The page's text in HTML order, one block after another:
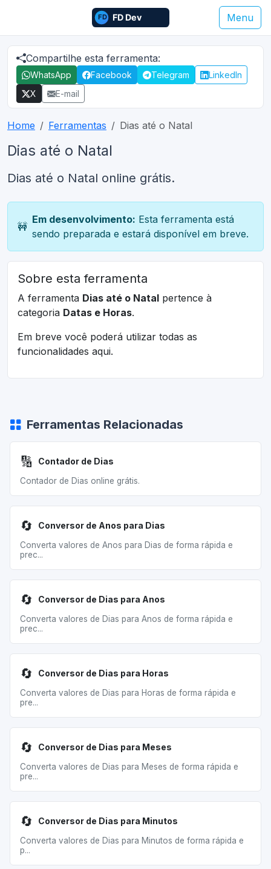
Menu
Compartilhe esta ferramenta:
WhatsApp Facebook Telegram
LinkedIn
X
E-mail
Home Ferramentas Dias até o Natal
Dias até o Natal
Dias até o Natal online grátis.
🚧
Em desenvolvimento: Esta ferramenta está
sendo preparada e estará disponível em breve.
Sobre esta ferramenta
A ferramenta Dias até o Natal pertence à
categoria Datas e Horas.
Em breve você poderá utilizar todas as
funcionalidades aqui.
Ferramentas Relacionadas
🔢 Contador de Dias
Contador de Dias online grátis.
🔄 Conversor de Anos para Dias
Converta valores de Anos para Dias de forma rápida e
prec...
🔄 Conversor de Dias para Anos
Converta valores de Dias para Anos de forma rápida e
prec...
🔄 Conversor de Dias para Horas
Converta valores de Dias para Horas de forma rápida e
pre...
🔄 Conversor de Dias para Meses
Converta valores de Dias para Meses de forma rápida e
pre...
🔄 Conversor de Dias para Minutos
Converta valores de Dias para Minutos de forma rápida e
p...